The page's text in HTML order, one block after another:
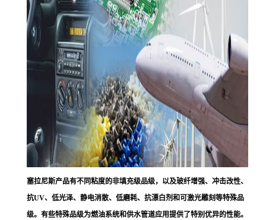
塞拉尼斯产品有不同粘度的非填充级品级，以及玻纤增强、冲击改性、
抗UV、低光泽、静电消散、低磨耗、抗漂白剂和可激光雕刻等特殊品
级。有些特殊品级为燃油系统和供水管道应用提供了特别优异的性能。